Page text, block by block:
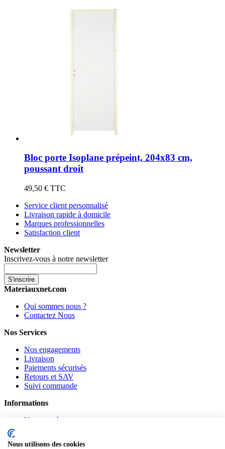
Bloc porte Isoplane prépeint, 204x83 cm,
poussant droit
49,50 € TTC
Service client personnalisé
Livraison rapide à domicile
Marques professionnelles
Satisfaction client
Newsletter
Inscrivez-vous à notre newsletter
S'inscrire
Materiauxnet.com
Qui sommes nous ?
Contactez Nous
Nos Services
Nos engagements
Livraison
Paiements sécurisés
Retours et SAV
Suivi commande
Informations
Nouveautés
Nous utilisons des cookies